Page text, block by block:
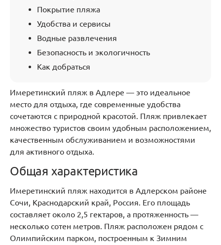
Покрытие пляжа
Удобства и сервисы
Водные развлечения
Безопасность и экологичность
Как добраться
Имеретинский пляж в Адлере — это идеальное
место для отдыха, где современные удобства
сочетаются с природной красотой. Пляж привлекает
множество туристов своим удобным расположением,
качественным обслуживанием и возможностями
для активного отдыха.
Общая характеристика
Имеретинский пляж находится в Адлерском районе
Сочи, Краснодарский край, Россия. Его площадь
составляет около 2,5 гектаров, а протяженность —
несколько сотен метров. Пляж расположен рядом с
Олимпийским парком, построенным к Зимним